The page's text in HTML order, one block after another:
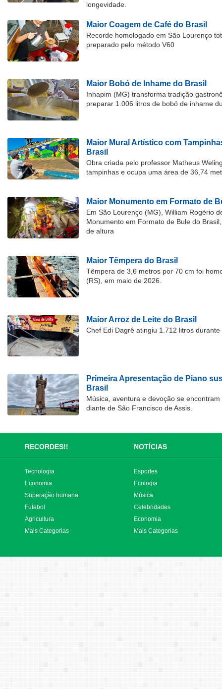
longevidade.
Maior Coagem de Café do Brasil
Recorde homologado em São Lourenço
preparado pelo método V60
Maior Bobó de Inhame do Brasil
Inhapim (MG) transforma tradição
preparar 1.006 litros de bobó de inhame
Maior Mural Artístico com
Brasil
Obra criada pelo professor Matheus
tampinhas e ocupa uma área de 36,74
Maior Monumento em Formato de
Em São Lourenço (MG), William Rogério
Monumento em Formato de Bule do
de altura
Maior Têmpera do Brasil
Têmpera de 3,6 metros por 70 cm foi
(RS), em maio de 2026.
Maior Arroz de Leite do Brasil
Chef Edi Dagrê atingiu 1.712 litros
Primeira Apresentação de Piano
Brasil
Música, aventura e devoção se
diante de São Francisco de Assis.
RECORDES!! NOTÍCIAS
Tecnologia
Economia
Superação humana
Futebol
Agricultura
Mais Categorias
Esportes
Ecologia
Música
Celebridades
Economia
Mais Categorias